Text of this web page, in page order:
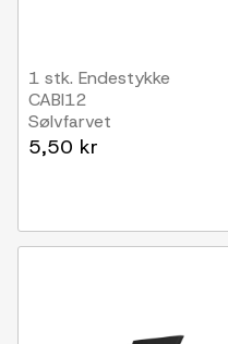
1 stk. Endestykke
CABI12
Sølvfarvet
5,50 kr